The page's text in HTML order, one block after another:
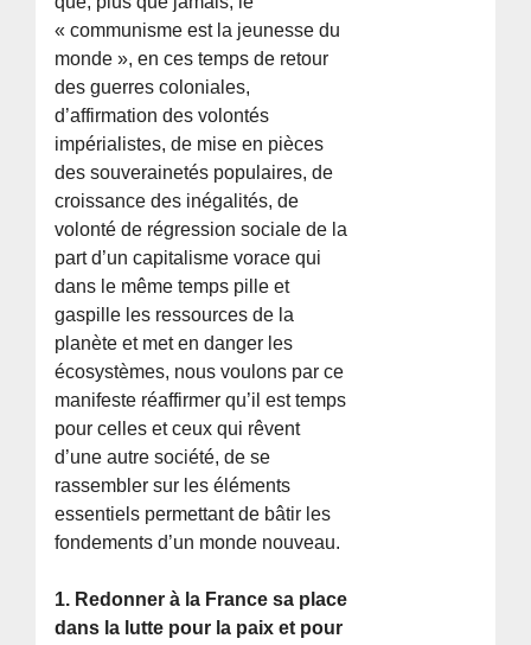
« communisme est la jeunesse du
monde », en ces temps de retour
des guerres coloniales,
d’affirmation des volontés
impérialistes, de mise en pièces
des souverainetés populaires, de
croissance des inégalités, de
volonté de régression sociale de la
part d’un capitalisme vorace qui
dans le même temps pille et
gaspille les ressources de la
planète et met en danger les
écosystèmes, nous voulons par ce
manifeste réaffirmer qu’il est temps
pour celles et ceux qui rêvent
d’une autre société, de se
rassembler sur les éléments
essentiels permettant de bâtir les
fondements d’un monde nouveau.
1. Redonner à la France sa place
dans la lutte pour la paix et pour